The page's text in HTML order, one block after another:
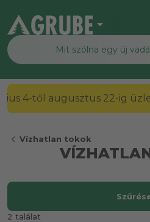
arrow_drop_down
4-től augusztus 22-ig
chevron_left Vízhatlan tokok
2 találat